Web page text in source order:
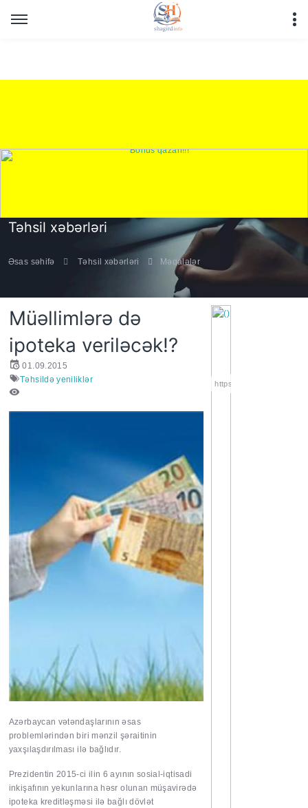
Warning
: Undefined array key "HTTP_REFERER" in
/home/shagirdinfo/public_html/articles/article_main_file.php
Təhsil xəbərləri
Əsas səhifə Təhsil xəbərləri Məqalələr
Müəllimlərə də
ipoteka veriləcək!?
01.09.2015
Təhsildə yeniliklər
Azərbaycan vətəndaşlarının əsas
problemlərindən biri mənzil şəraitinin
yaxşılaşdırılması ilə bağlıdır.
Prezidentin 2015-ci ilin 6 ayının sosial-iqtisadi
inkişafının yekunlarına həsr olunan müşavirədə
ipoteka kreditləşməsi ilə bağlı dövlət
https://wa.me/